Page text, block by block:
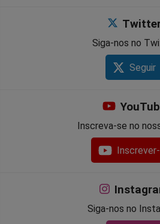
Siga-nos no
Seguir
Inscreva-se no
Siga-nos no